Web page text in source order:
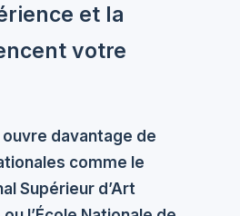
et la
votre
davantage de
comme le
Supérieur d’Art